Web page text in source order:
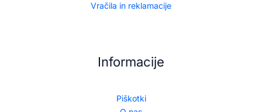
Vračila in reklamacije
Informacije
Piškotki